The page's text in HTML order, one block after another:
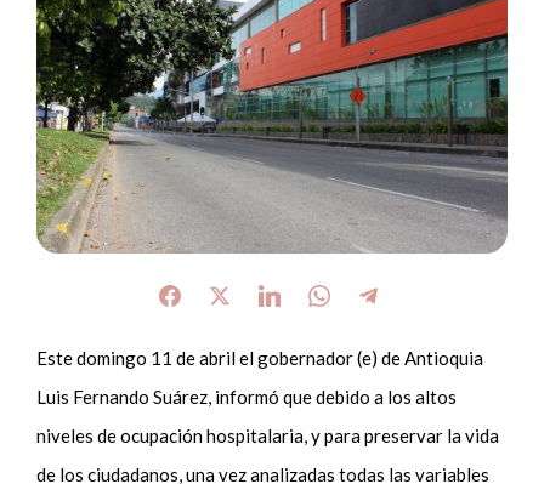
Este domingo 11 de abril el gobernador (e) de Antioquia
Luis Fernando Suárez, informó que debido a los altos
niveles de ocupación hospitalaria, y para preservar la vida
de los ciudadanos, una vez analizadas todas las variables